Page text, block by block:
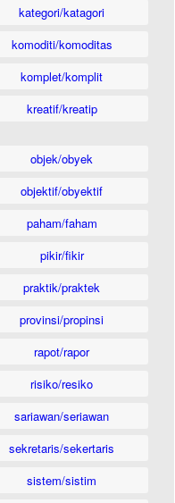
kategori/katagori
komoditi/komoditas
komplet/komplit
kreatif/kreatip
objek/obyek
objektif/obyektif
paham/faham
pikir/fikir
praktik/praktek
provinsi/propinsi
rapot/rapor
risiko/resiko
sariawan/seriawan
sekretaris/sekertaris
sistem/sistim